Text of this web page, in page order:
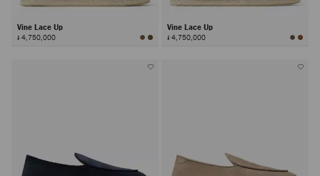
Vine Lace Up
៛ 4,750,000
Vine Lace Up
៛ 4,750,000